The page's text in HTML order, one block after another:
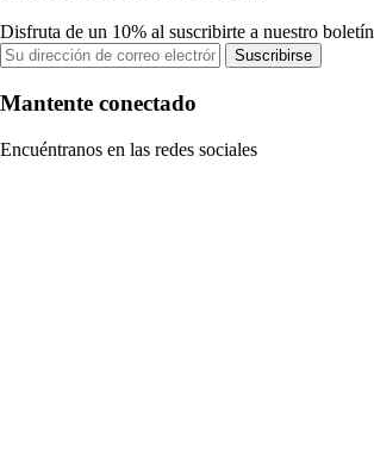
Disfruta de un 10% al suscribirte a nuestro boletín
Suscribirse
Mantente conectado
Encuéntranos en las redes sociales